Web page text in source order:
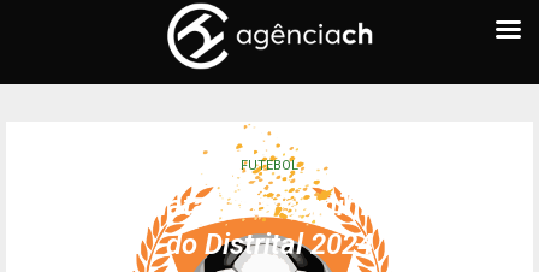
FUTEBOL
Definidas datas das semifinais e finais
do Distrital 2024